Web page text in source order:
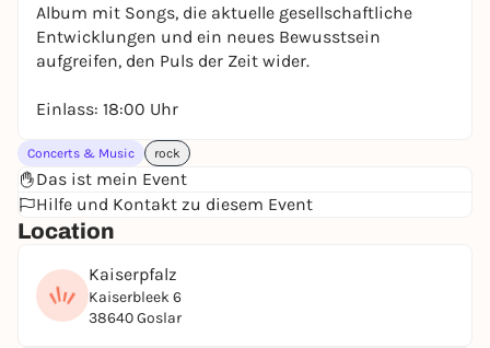
Album mit Songs, die aktuelle gesellschaftliche
Entwicklungen und ein neues Bewusstsein
aufgreifen, den Puls der Zeit wider.
Einlass: 18:00 Uhr
Concerts & Music rock
Das ist mein Event
Hilfe und Kontakt zu diesem Event
Location
Kaiserpfalz
Kaiserbleek 6
38640 Goslar